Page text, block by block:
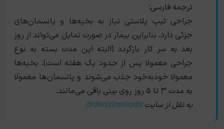
ترجمه فارسی:
جراحی تیپ پلاستی نیاز به بخیه‌ها و پانسمان‌های
جزئی دارد، بنابراین بیمار در صورت تمایل می‌تواند از روز
بعد به سر کار بازگردد (البته این مدت بسته به نوع
جراحی معمولا پس از حدود یک هفته است). بخیه‌ها
معمولا خودبه‌خود جذب می‌شوند و پانسمان‌ها معمولا
به مدت ۳ تا ۵ روز روی بینی باقی می‌مانند.
به نقل از سایت drdenizkanliada